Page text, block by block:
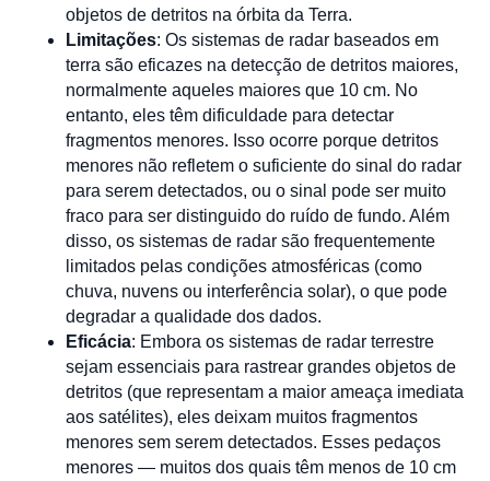
objetos de detritos na órbita da Terra.
Limitações: Os sistemas de radar baseados em
terra são eficazes na detecção de detritos maiores,
normalmente aqueles maiores que 10 cm. No
entanto, eles têm dificuldade para detectar
fragmentos menores. Isso ocorre porque detritos
menores não refletem o suficiente do sinal do radar
para serem detectados, ou o sinal pode ser muito
fraco para ser distinguido do ruído de fundo. Além
disso, os sistemas de radar são frequentemente
limitados pelas condições atmosféricas (como
chuva, nuvens ou interferência solar), o que pode
degradar a qualidade dos dados.
Eficácia: Embora os sistemas de radar terrestre
sejam essenciais para rastrear grandes objetos de
detritos (que representam a maior ameaça imediata
aos satélites), eles deixam muitos fragmentos
menores sem serem detectados. Esses pedaços
menores — muitos dos quais têm menos de 10 cm